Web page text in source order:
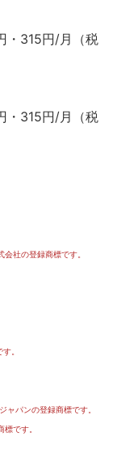
・315円/月（税
・315円/月（税
社の登録商標です。
。
ャパンの登録商標です。
です。